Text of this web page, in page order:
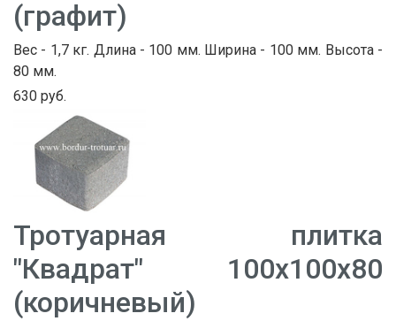
(графит)
Вес - 1,7 кг. Длина - 100 мм. Ширина - 100 мм. Высота -
80 мм.
630 руб.
Тротуарная плитка
"Квадрат" 100х100х80
(коричневый)